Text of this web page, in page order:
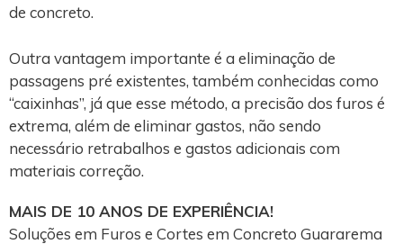
de concreto.
Outra vantagem importante é a eliminação de
passagens pré existentes, também conhecidas como
“caixinhas”, já que esse método, a precisão dos furos é
extrema, além de eliminar gastos, não sendo
necessário retrabalhos e gastos adicionais com
materiais correção.
MAIS DE 10 ANOS DE EXPERIÊNCIA!
Soluções em Furos e Cortes em Concreto Guararema